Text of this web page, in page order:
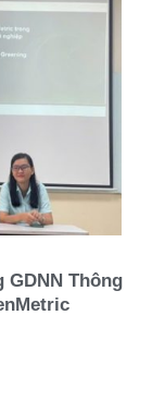
GDNN Thông